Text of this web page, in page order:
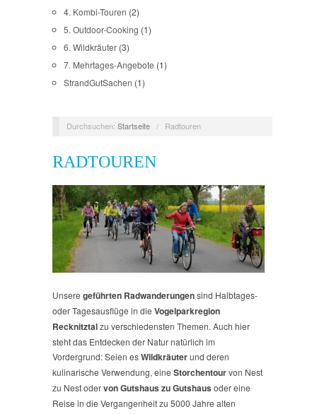
4. Kombi-Touren (2)
5. Outdoor-Cooking (1)
6. Wildkräuter (3)
7. Mehrtages-Angebote (1)
StrandGutSachen (1)
Durchsuchen: Startseite / Radtouren
RADTOUREN
Unsere geführten Radwanderungensind Halbtages-
oder Tagesausflüge in die Vogelparkregion
Recknitztalzu verschiedensten Themen. Auch hier
steht das Entdecken der Natur natürlich im
Vordergrund: Seien esWildkräuterund deren
kulinarische Verwendung, eine Storchentourvon Nest
zu Nest odervon Gutshaus zu Gutshaus oder eine
Reise in die Vergangenheit zu 5000 Jahre alten